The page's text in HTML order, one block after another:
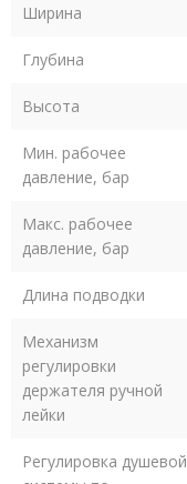
Ширина
Глубина
Высота
Мин. рабочее
давление, бар
Макс. рабочее
давление, бар
Длина подводки
Механизм
регулировки
держателя ручной
лейки
Регулировка душевой